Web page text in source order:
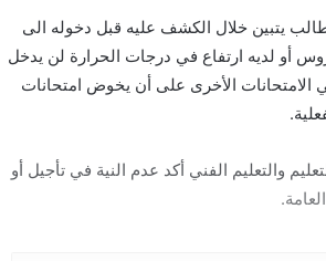
يتبين خلال الكشف عليه قبل دخوله الى
أو لديه ارتفاع في درجات الحرارة لن يدخل
الامتحانات الأخرى على أن يخوض امتحانات
والتعليم الفني أكد عدم النية في تأجيل أو